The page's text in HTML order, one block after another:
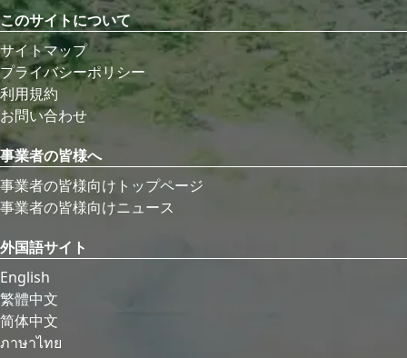
このサイトについて
サイトマップ
プライバシーポリシー
利用規約
お問い合わせ
事業者の皆様へ
事業者の皆様向けトップページ
事業者の皆様向けニュース
外国語サイト
English
繁體中文
简体中文
ภาษาไทย